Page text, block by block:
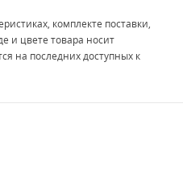
комплекте поставки,
и цвете товара носит
на последних доступных к